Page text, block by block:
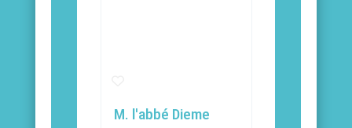
M. l'abbé Dieme